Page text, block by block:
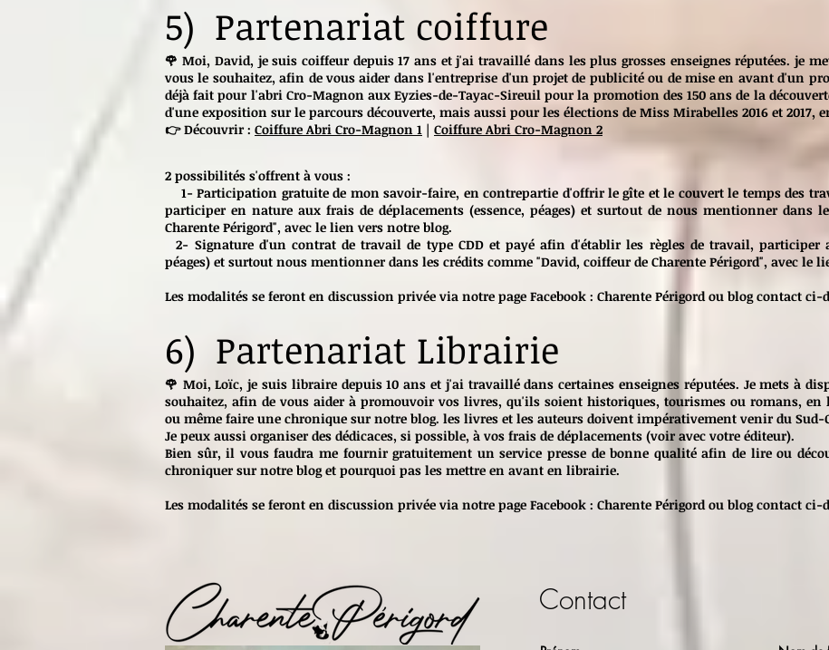
5) Partenariat coiffure
🌹 Moi, David, je suis coiffeur depuis 17 ans et j'ai travaillé dans les plus grosses enseignes réputées. je
vous le souhaitez, afin de vous aider dans l'entreprise d'un projet de publicité ou de mise en avant d'un
déjà fait pour l'abri Cro-Magnon aux Eyzies-de-Tayac-Sireuil pour la promotion des 150 ans de la
d'une exposition sur le parcours découverte, mais aussi pour les élections de Miss Mirabelles 2016 et 2017,
👉 Découvrir : Coiffure Abri Cro-Magnon 1 | Coiffure Abri Cro-Magnon 2
2 possibilités s'offrent à vous :
1- Participation gratuite de mon savoir-faire, en contrepartie d'offrir le gîte et le couvert le temps des
participer en nature aux frais de déplacements (essence, péages) et surtout de nous mentionner dans
Charente Périgord", avec le lien vers notre blog.
2- Signature d'un contrat de travail de type CDD et payé afin d'établir les règles de travail, participer
péages) et surtout nous mentionner dans les crédits comme "David, coiffeur de Charente Périgord", avec le
Les modalités se feront en discussion privée via notre page Facebook : Charente Périgordou blog contact ci-
6) Partenariat Librairie
🌹 Moi, Loïc, je suis libraire depuis 10 ans et j'ai travaillé dans certaines enseignes réputées. Je mets à
souhaitez, afin de vous aider à promouvoir vos livres, qu'ils soient historiques, tourismes ou romans, en
ou même faire une chronique sur notre blog. les livres et les auteurs doivent impérativement venir du Sud-
Je peux aussi organiser des dédicaces, si possible, à vos frais de déplacements (voir avec votre éditeur).
Bien sûr, il vous faudra me fournir gratuitement un service presse de bonne qualité afin de lire ou
chroniquer sur notre blog et pourquoi pas les mettre en avant en librairie.
Les modalités se feront en discussion privée via notre page Facebook : Charente Périgordou blog contact ci-
Contact